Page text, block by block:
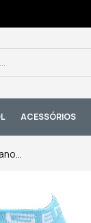
ACESSÓRIOS